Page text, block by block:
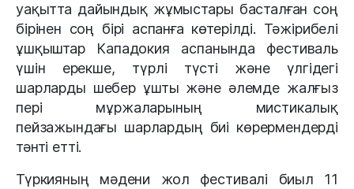
уақытта дайындық жұмыстары басталған соң
бірінен соң бірі аспанға көтерілді. Тәжірибелі
ұшқыштар Кападокия аспанында фестиваль
үшін ерекше, түрлі түсті және үлгідегі
шарларды шебер ұшты және әлемде жалғыз
пері мұржаларының мистикалық
пейзажындағы шарлардың биі көрермендерді
тәнті етті.
Түркияның мәдени жол фестивалі биыл 11